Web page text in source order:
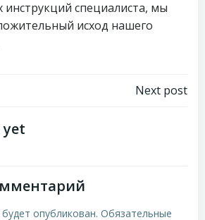
инструкций специалиста, мы
исход нашего
Навигация
Next post
yet
опубликован. Обязательные